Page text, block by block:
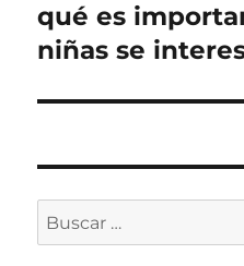
entrada:
qué es
niñas se
Buscar
por: